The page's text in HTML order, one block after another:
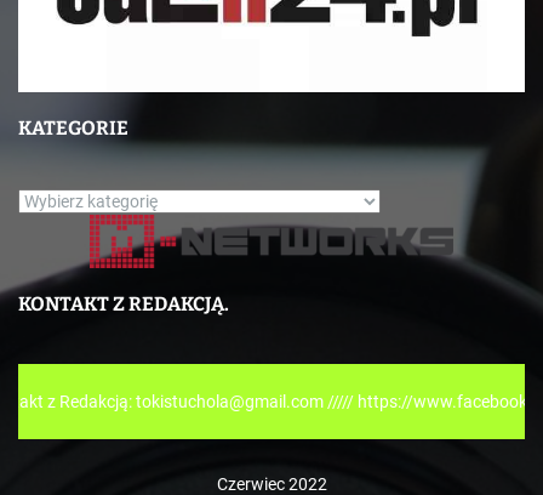
KATEGORIE
K
e
i
e
KONTAKT Z REDAKCJĄ.
tokistuchola@gmail.com ///// https://www.facebook.com/
Czerwiec 2022